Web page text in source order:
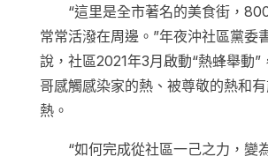
“這里是全市著名的美食街，
常常活潑在周邊。”年夜沖社區黨委
說，社區2021年3月啟動“熱蜂舉動”
哥感觸感染家的熱、被尊敬的熱和
熱。
“如何完成從社區一己之力，變